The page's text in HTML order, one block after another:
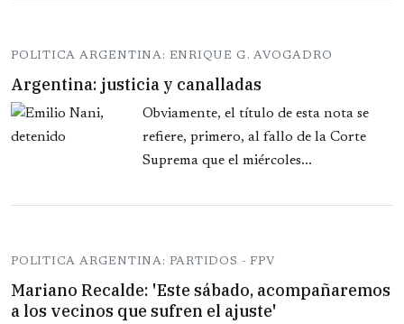
POLITICA ARGENTINA: ENRIQUE G. AVOGADRO
Argentina: justicia y canalladas
Obviamente, el título de esta nota se
refiere, primero, al fallo de la Corte
Suprema que el miércoles...
POLITICA ARGENTINA: PARTIDOS - FPV
Mariano Recalde: 'Este sábado, acompañaremos
a los vecinos que sufren el ajuste'